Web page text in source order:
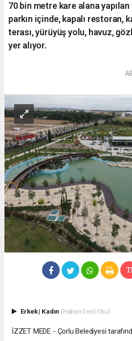
70 bin metre kare alana yapılan
parkın içinde, kapalı restoran,
terası, yürüyüş yolu, havuz,
yer alıyor.
Erkek| Kadın (Haberi Sesli Oku)
İZZET MEDE - Çorlu Belediyesi